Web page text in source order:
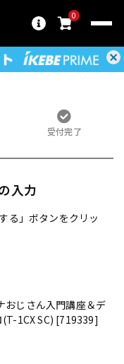
0
受付完了
入力
る」ボタンをクリッ
おじさん入門講座＆デ
1CX SC) [719339]